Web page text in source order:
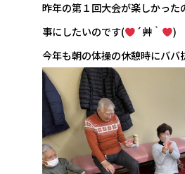
昨年の第１回大会が楽しかっ
事にしたいのです(
´艸｀
)
今年も朝の体操の休憩時にバ